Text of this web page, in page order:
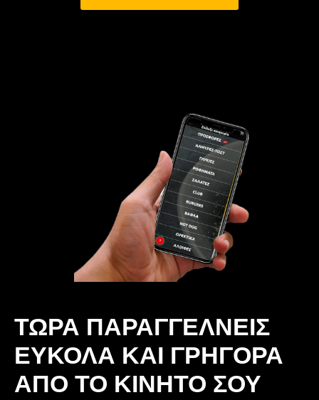
ΤΩΡΑ ΠΑΡΑΓΓΕΛΝΕΙΣ
ΕΥΚΟΛΑ ΚΑΙ ΓΡΗΓΟΡΑ
ΑΠΟ ΤΟ ΚΙΝΗΤΟ ΣΟΥ